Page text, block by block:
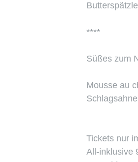
****
Süßes zum
Mousse au
Tickets nur
All-inklusive